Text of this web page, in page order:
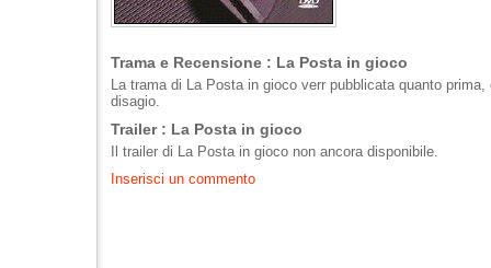
Trama e Recensione : La Posta in gioco
La trama di La Posta in gioco verr pubblicata quanto
disagio.
Trailer : La Posta in gioco
Il trailer di La Posta in gioco non ancora disponibile.
Inserisci un commento